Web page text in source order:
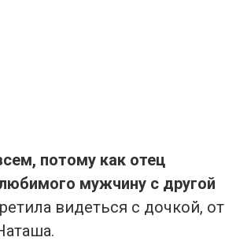
потому как отец
мужчину с другой
видеться с дочкой, от